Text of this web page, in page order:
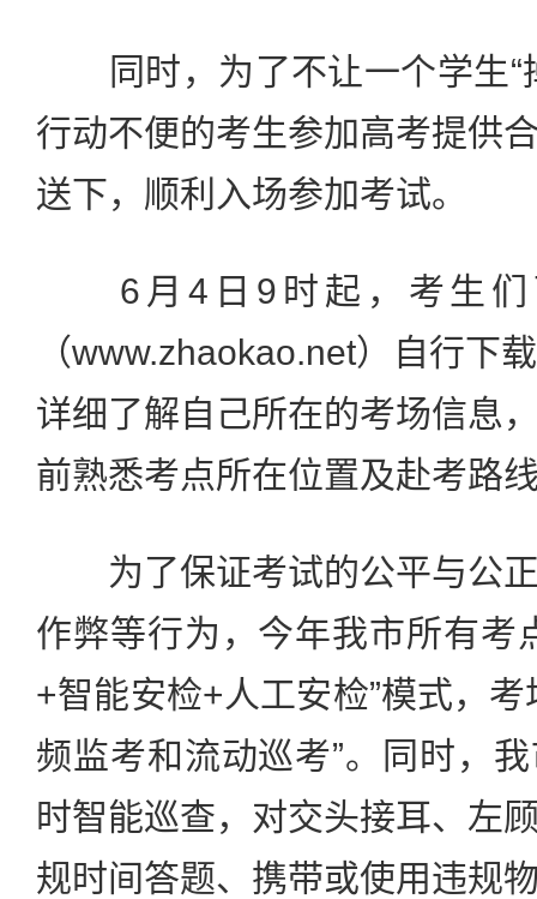
同时，为了不让一个学生“
行动不便的考生参加高考提供
送下，顺利入场参加考试。
6月4日9时起，考生们
（www.zhaokao.net）自行下
详细了解自己所在的考场信息
前熟悉考点所在位置及赴考路
为了保证考试的公平与公正
作弊等行为，今年我市所有考
+智能安检+人工安检”模式，
频监考和流动巡考”。同时，
时智能巡查，对交头接耳、左
规时间答题、携带或使用违规